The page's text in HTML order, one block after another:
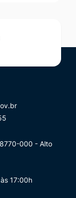
000 - Alto
17:00h